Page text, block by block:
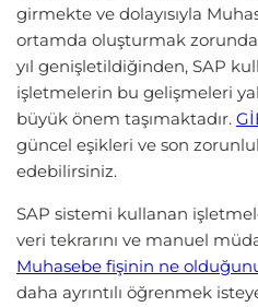
girmekte ve dolayısıyla
ortamda oluşturmak
yıl genişletildiğinden, SAP
işletmelerin bu gelişmeleri
büyük önem taşımaktadır.
güncel eşikleri ve son
edebilirsiniz.
SAP sistemi kullanan
veri tekrarını ve manuel
Muhasebe fişinin ne
daha ayrıntılı öğrenmek